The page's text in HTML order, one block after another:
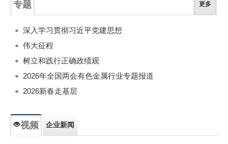
专题 更多
深入学习贯彻习近平党建思想
伟大征程
树立和践行正确政绩观
2026年全国两会有色金属行业专题报道
2026新春走基层
视频 企业新闻